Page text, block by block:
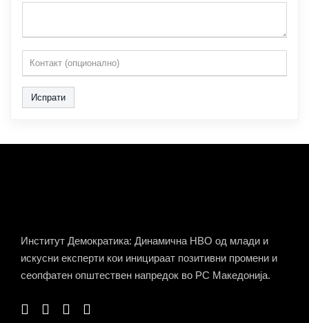
Испрати
Институт Демократика: Динамична НВО од млади и
искусни експерти кои иницираат позитивни промени и
сеопфатен општествен напредок во РС Македонија.